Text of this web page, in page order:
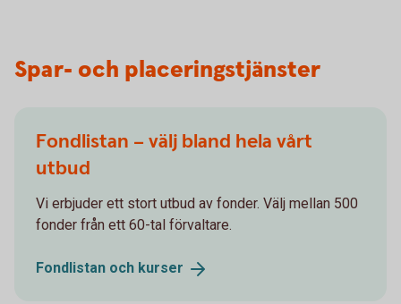
Spar- och placeringstjänster
Fondlistan – välj bland hela vårt
utbud
Vi erbjuder ett stort utbud av fonder. Välj mellan 500
fonder från ett 60-tal förvaltare.
Fondlistan och kurser